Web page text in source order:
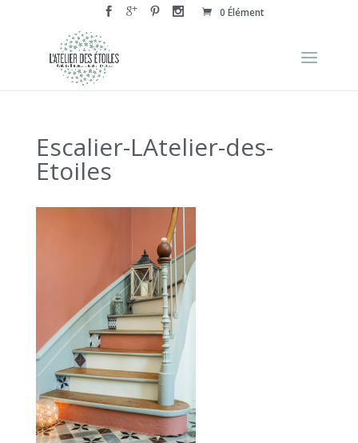
0 Élément
Escalier-LAtelier-des-
Etoiles